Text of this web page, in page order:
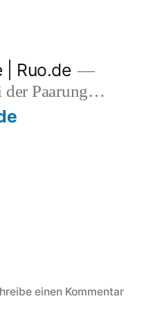
| Ruo.de
der Paarung…
einen Kommentarzu